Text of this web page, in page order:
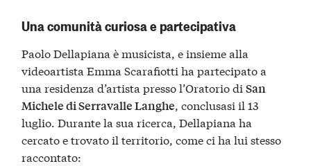
Una comunità curiosa e partecipativa
Paolo Dellapiana è musicista, e insieme alla
videoartista Emma Scarafiotti ha partecipato a
una residenza d’artista presso l’Oratorio diSan
Michele di Serravalle Langhe, conclusasi il 13
luglio. Durante la sua ricerca, Dellapiana ha
cercato e trovato il territorio, come ci ha lui stesso
raccontato: